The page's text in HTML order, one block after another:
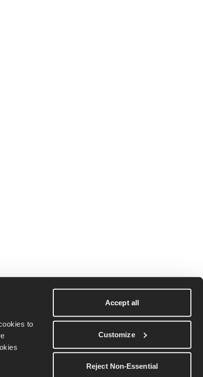
to
Accept all
Customize
Reject Non-Essential